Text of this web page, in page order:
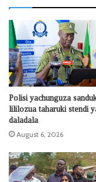
Polisi yachunguza
lililozua taharuki stendi
daladala
August 6, 2026